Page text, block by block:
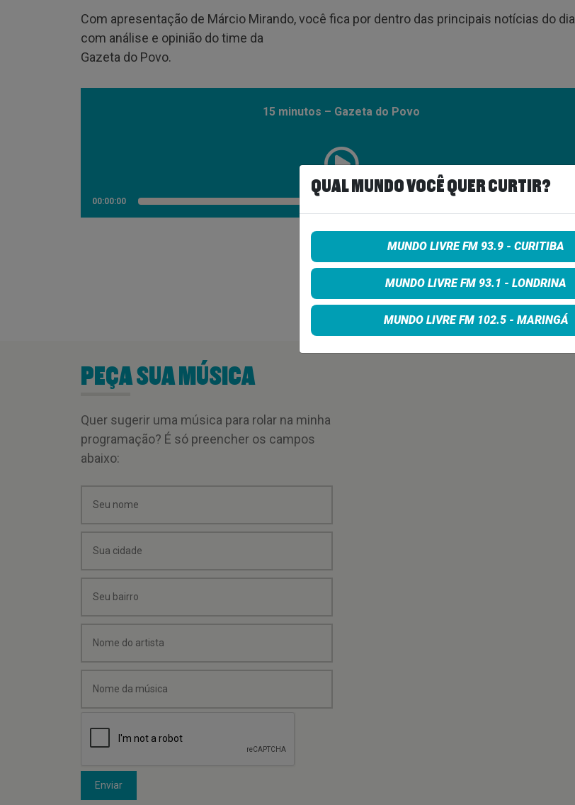
Com apresentação de Márcio Mirando, você fica por dentro das principais notícias do dia
com análise e opinião do time da
Gazeta do Povo.
15 minutos – Gazeta do Povo
00:00:00
PEÇA SUA MÚSICA
Quer sugerir uma música para rolar na minha
programação? É só preencher os campos
abaixo:
Enviar
QUAL MUNDO VOCÊ QUER CURTIR?
MUNDO LIVRE FM 93.9 - CURITIBA
MUNDO LIVRE FM 93.1 - LONDRINA
MUNDO LIVRE FM 102.5 - MARINGÁ